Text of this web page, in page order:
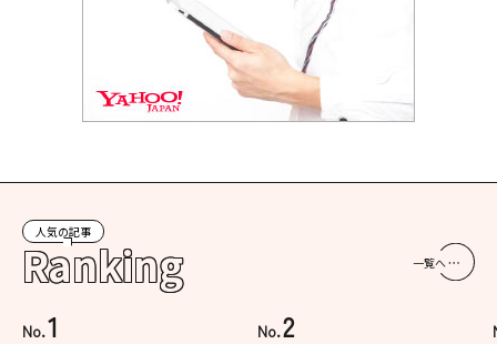
人気の記事
Ranking 一覧へ
No.1 No.2